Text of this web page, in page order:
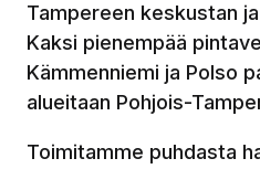
Tampereen keskustan
Kaksi pienempää
Kämmenniemi ja Polso
alueitaan Pohjois-
Toimitamme puhdasta